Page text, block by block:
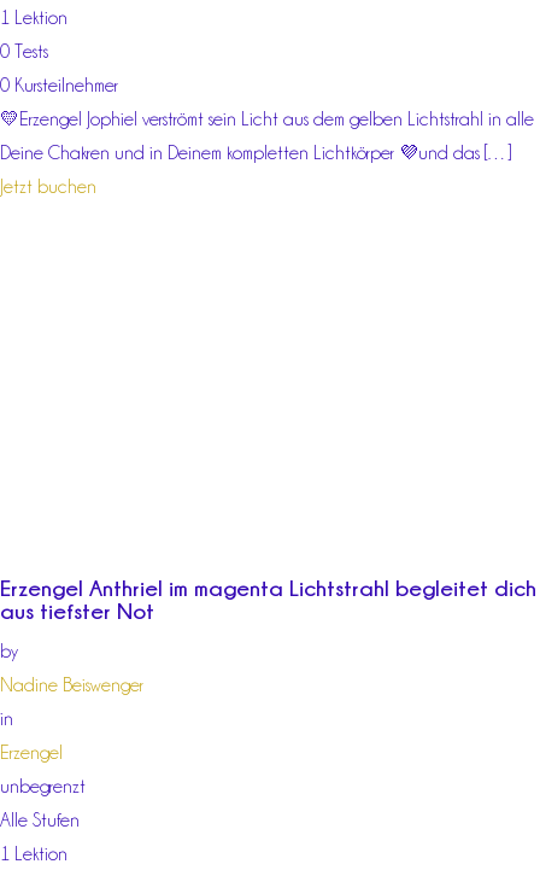
1 Lektion
0 Tests
0 Kursteilnehmer
💛Erzengel Jophiel verströmt sein Licht aus dem gelben Lichtstrahl in alle
Deine Chakren und in Deinem kompletten Lichtkörper 💜und das […]
Jetzt buchen
Erzengel Anthriel im magenta Lichtstrahl begleitet dich
aus tiefster Not
by
Nadine Beiswenger
in
Erzengel
unbegrenzt
Alle Stufen
1 Lektion